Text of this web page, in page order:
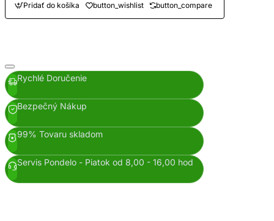
Pridať do košíka button_wishlist button_compare
Rychlé Doručenie
Bezpečný Nákup
99% Tovaru skladom
Servis Pondelo - Piatok od 8,00 - 16,00 hod